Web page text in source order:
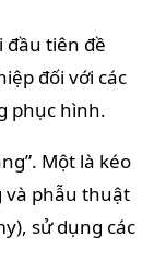
đầu tiên đề
đối với các
phục hình.
Một là kéo
và phẫu thuật
sử dụng các